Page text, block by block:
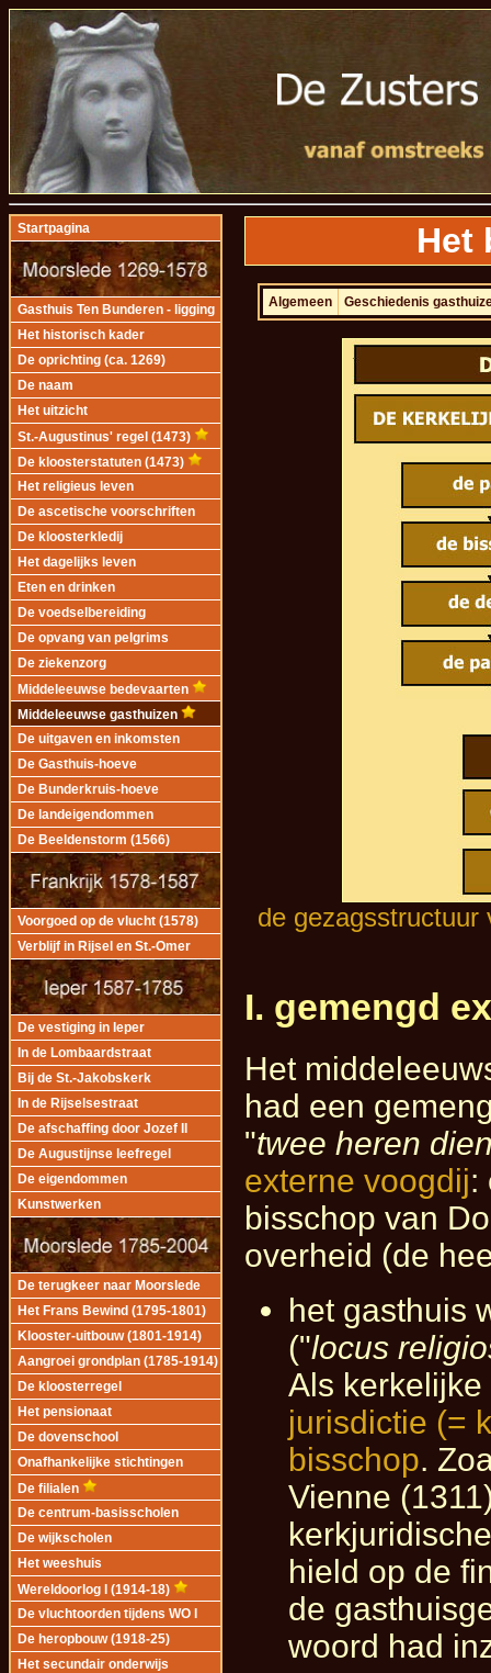
Startpagina
Gasthuis Ten Bunderen - ligging
Het historisch kader
De oprichting (ca. 1269)
De naam
Het uitzicht
St.-Augustinus' regel (1473)
De kloosterstatuten (1473)
Het religieus leven
De ascetische voorschriften
De kloosterkledij
Het dagelijks leven
Eten en drinken
De voedselbereiding
De opvang van pelgrims
De ziekenzorg
Middeleeuwse bedevaarten
Middeleeuwse gasthuizen
De uitgaven en inkomsten
De Gasthuis-hoeve
De Bunderkruis-hoeve
De landeigendommen
De Beeldenstorm (1566)
Voorgoed op de vlucht (1578)
Verblijf in Rijsel en St.-Omer
De vestiging in Ieper
In de Lombaardstraat
Bij de St.-Jakobskerk
In de Rijselsestraat
De afschaffing door Jozef II
De Augustijnse leefregel
De eigendommen
Kunstwerken
De terugkeer naar Moorslede
Het Frans Bewind (1795-1801)
Klooster-uitbouw (1801-1914)
Aangroei grondplan (1785-1914)
De kloosterregel
Het pensionaat
De dovenschool
Onafhankelijke stichtingen
De filialen
De centrum-basisscholen
De wijkscholen
Het weeshuis
Wereldoorlog I (1914-18)
De vluchtoorden tijdens WO I
De heropbouw (1918-25)
Het secundair onderwijs
Het
Algemeen Geschiedenis
de gezagsstructuur
I. gemengd
Het
had een
"twee heren
externe voogdij:
bisschop van
overheid (de
het gasthuis
("locus
Als
jurisdictie (=
bisschop.
Vienne
hield op de
de
woord had